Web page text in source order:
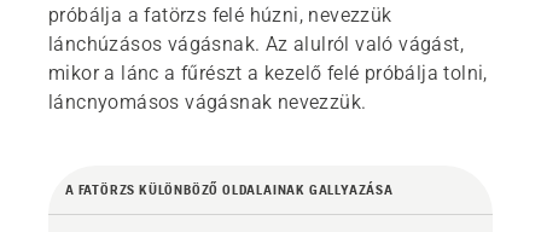
próbálja a fatörzs felé húzni, nevezzük
lánchúzásos vágásnak. Az alulról való vágást,
mikor a lánc a fűrészt a kezelő felé próbálja tolni,
láncnyomásos vágásnak nevezzük.
A FATÖRZS KÜLÖNBÖZŐ OLDALAINAK GALLYAZÁSA